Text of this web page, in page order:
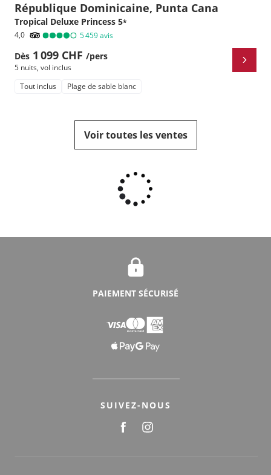
République Dominicaine, Punta Cana
Tropical Deluxe Princess 5*
4,0 5 459avis
Dès 1 099 CHF /pers
5 nuits, vol inclus
Tout inclus
Plage de sable blanc
Voir toutes les ventes
PAIEMENT SÉCURISÉ
SUIVEZ-NOUS